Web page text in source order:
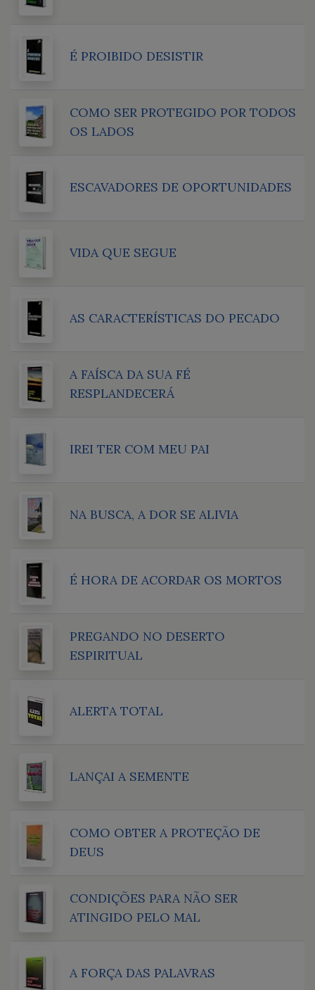
É PROIBIDO DESISTIR
COMO SER PROTEGIDO POR TODOS
OS LADOS
ESCAVADORES DE OPORTUNIDADES
VIDA QUE SEGUE
AS CARACTERÍSTICAS DO PECADO
A FAÍSCA DA SUA FÉ
RESPLANDECERÁ
IREI TER COM MEU PAI
NA BUSCA, A DOR SE ALIVIA
É HORA DE ACORDAR OS MORTOS
PREGANDO NO DESERTO
ESPIRITUAL
ALERTA TOTAL
LANÇAI A SEMENTE
COMO OBTER A PROTEÇÃO DE
DEUS
CONDIÇÕES PARA NÃO SER
ATINGIDO PELO MAL
A FORÇA DAS PALAVRAS